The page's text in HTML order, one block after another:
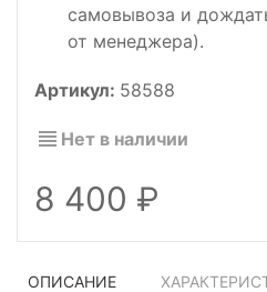
самовывоза и
от менеджера).
Артикул: 58588
Нет в наличии
8 400
ОПИСАНИЕ